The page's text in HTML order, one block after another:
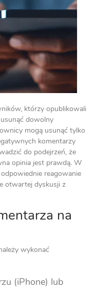
którzy opublikowali
dowolny
mogą usunąć tylko
komentarzy
do podejrzeń, że
opinia jest prawdą. W
reagowanie
otwartej dyskusji z
na
wykonać
(iPhone) lub